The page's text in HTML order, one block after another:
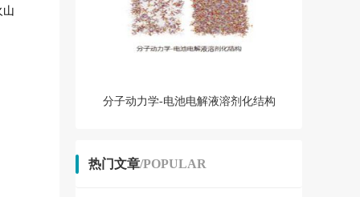
山
分子动力学-电池电解液溶剂化结构
热门文章/POPULAR